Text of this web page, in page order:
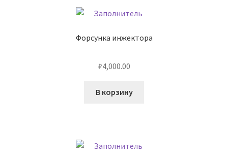
Форсунка инжектора
₽4,000.00
В корзину